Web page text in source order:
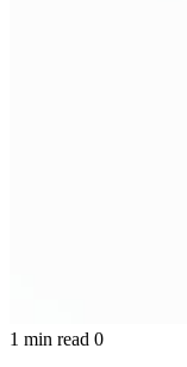
1 min read 0